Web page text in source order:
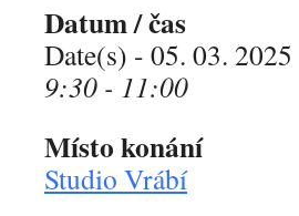
Datum / čas
Date(s) - 05. 03. 2025
9:30 - 11:00
Místo konání
Studio Vrábí